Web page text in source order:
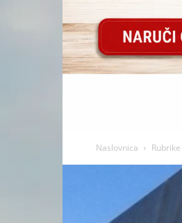
Naslovnica Rubrike